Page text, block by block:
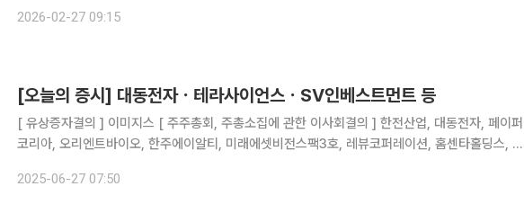
하고 있던 알에프텍 주식 492만446주를 인수한다. 인수 금
2026-02-27 09:15
[오늘의 증시] 대동전자ㆍ테라사이언스ㆍSV인베스트먼트 등
[ 유상증자결의 ] 이미지스 [ 주주총회, 주총소집에 관한 이사회결의 ] 한전산업, 대동전자, 페이퍼
코리아, 오리엔트바이오, 한주에이알티, 미래에셋비전스팩3호, 레뷰코퍼레이션, 홈센타홀딩스, 보
정보통신 [ 불성실공시법인 지정 ] 테라사이언스
2025-06-27 07:50